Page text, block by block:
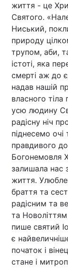
життя - це
Святого.
Ниський,
природу
трупом, аби,
істоті, яка
смерті аж до
надав нашій
власного
усю людину
радісну ніч
піднесемо
правдивого
Богонемовля
залишала нас
життя.
браття та
радісним та
та Новоліттям
пише святий
є
початок і
стане і